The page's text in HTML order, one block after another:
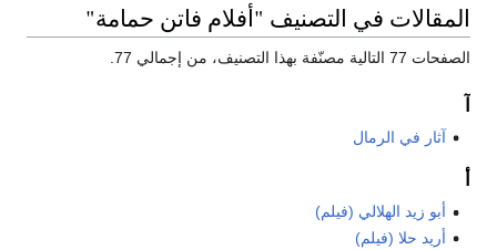
المقالات في التصنيف "أفلام فاتن حمامة"
الصفحات 77 التالية مصنّفة بهذا التصنيف، من إجمالي 77.
آثار في الرمال
أبو زيد الهلالي (فيلم)
أريد حلا (فيلم)